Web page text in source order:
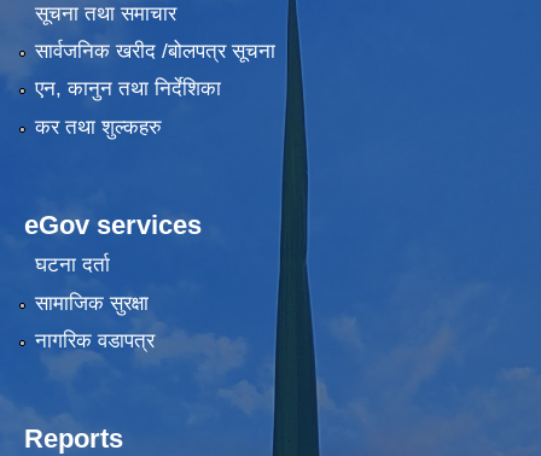
सूचना तथा समाचार
सार्वजनिक खरीद /बोलपत्र सूचना
एन, कानुन तथा निर्देशिका
कर तथा शुल्कहरु
eGov services
घटना दर्ता
सामाजिक सुरक्षा
नागरिक वडापत्र
Reports